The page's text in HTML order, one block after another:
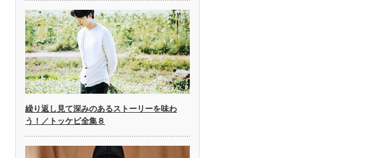
繰り返し見て深みのあるストーリーを味わ
う！／トッケビ全集８